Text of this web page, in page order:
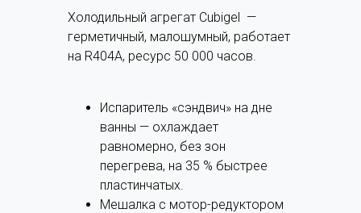
Холодильный агрегат Cubigel —
герметичный, малошумный, работает
на R404A, ресурс 50 000 часов.
Испаритель «сэндвич» на дне
ванны — охлаждает
равномерно, без зон
перегрева, на 35 % быстрее
пластинчатых.
Мешалка с мотор-редуктором